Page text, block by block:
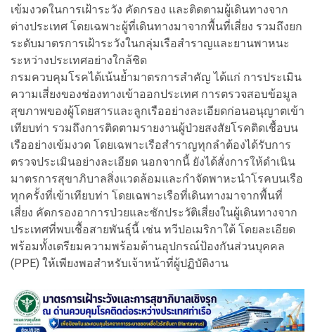
เข้มงวดในการเฝ้าระวัง คัดกรอง และติดตามผู้เดินทางจาก
ต่างประเทศ โดยเฉพาะผู้ที่เดินทางมาจากพื้นที่เสี่ยง รวมถึงยก
ระดับมาตรการเฝ้าระวังในกลุ่มเรือสำราญและยานพาหนะ
ระหว่างประเทศอย่างใกล้ชิด
กรมควบคุมโรคได้เน้นย้ำมาตรการสำคัญ ได้แก่ การประเมิน
ความเสี่ยงของช่องทางเข้าออกประเทศ การตรวจสอบข้อมูล
สุขภาพของผู้โดยสารและลูกเรืออย่างละเอียดก่อนอนุญาตเข้า
เทียบท่า รวมถึงการติดตามรายงานผู้ป่วยสงสัยโรคติดเชื้อบน
เรืออย่างเข้มงวด โดยเฉพาะเรือสำราญทุกลำต้องได้รับการ
ตรวจประเมินอย่างละเอียด นอกจากนี้ ยังได้สั่งการให้ดำเนิน
มาตรการสุขาภิบาลสิ่งแวดล้อมและกำจัดพาหะนำโรคบนเรือ
ทุกครั้งที่เข้าเทียบท่า โดยเฉพาะเรือที่เดินทางมาจากพื้นที่
เสี่ยง คัดกรองอาการป่วยและซักประวัติเสี่ยงในผู้เดินทางจาก
ประเทศที่พบเชื้อสายพันธุ์นี้ เช่น ทวีปอเมริกาใต้ โดยละเอียด
พร้อมทั้งเตรียมความพร้อมด้านอุปกรณ์ป้องกันส่วนบุคคล
(PPE) ให้เพียงพอสำหรับเจ้าหน้าที่ผู้ปฏิบัติงาน